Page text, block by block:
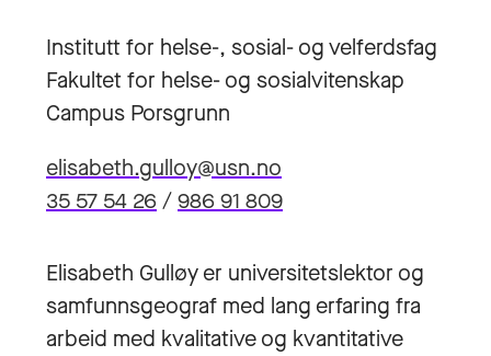
Institutt for helse-, sosial- og velferdsfag
Fakultet for helse- og sosialvitenskap
Campus Porsgrunn
elisabeth.gulloy@usn.no
35 57 54 26/986 91 809
Elisabeth Gulløy er universitetslektor og
samfunnsgeograf med lang erfaring fra
arbeid med kvalitative og kvantitative